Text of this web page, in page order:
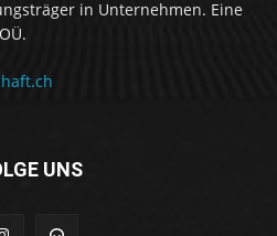
in Unternehmen. Eine
UNS